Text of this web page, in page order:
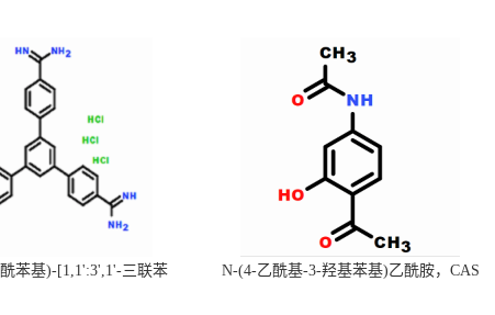
苯基)-[1,1':3',1'-三联苯
N-(4-乙酰基-3-羟基苯基)乙酰胺，CAS